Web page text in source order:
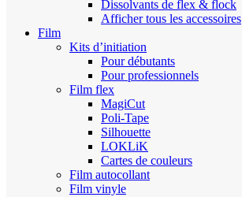
Dissolvants de flex & flock
Afficher tous les accessoires
Film
Kits d’initiation
Pour débutants
Pour professionnels
Film flex
MagiCut
Poli-Tape
Silhouette
LOKLiK
Cartes de couleurs
Film autocollant
Film vinyle